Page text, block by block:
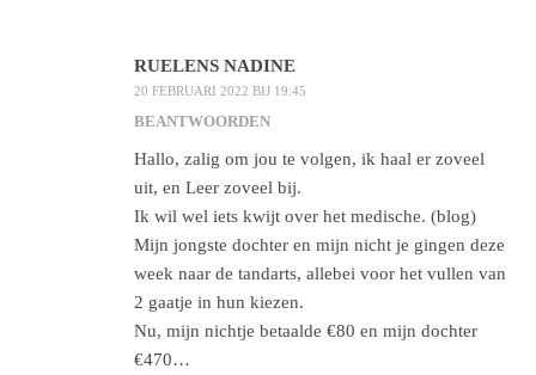
RUELENS NADINE
20 FEBRUARI 2022 BIJ 19:45
BEANTWOORDEN
Hallo, zalig om jou te volgen, ik haal er zoveel
uit, en Leer zoveel bij.
Ik wil wel iets kwijt over het medische. (blog)
Mijn jongste dochter en mijn nicht je gingen deze
week naar de tandarts, allebei voor het vullen van
2 gaatje in hun kiezen.
Nu, mijn nichtje betaalde €80 en mijn dochter
€470…